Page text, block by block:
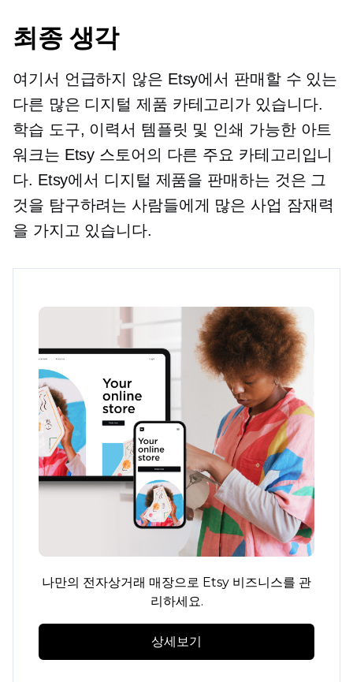
최종 생각
여기서 언급하지 않은 Etsy에서 판매할 수 있는
다른 많은 디지털 제품 카테고리가 있습니다.
학습 도구, 이력서 템플릿 및 인쇄 가능한 아트
워크는 Etsy 스토어의 다른 주요 카테고리입니
다. Etsy에서 디지털 제품을 판매하는 것은 그
것을 탐구하려는 사람들에게 많은 사업 잠재력
을 가지고 있습니다.
나만의 전자상거래 매장으로 Etsy 비즈니스를 관
리하세요.
상세보기